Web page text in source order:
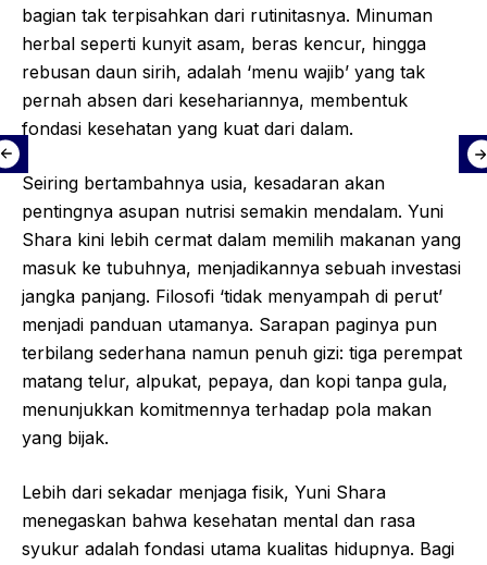
bagian tak terpisahkan dari rutinitasnya. Minuman
herbal seperti kunyit asam, beras kencur, hingga
rebusan daun sirih, adalah ‘menu wajib’ yang tak
pernah absen dari kesehariannya, membentuk
fondasi kesehatan yang kuat dari dalam.
Seiring bertambahnya usia, kesadaran akan
pentingnya asupan nutrisi semakin mendalam. Yuni
Shara kini lebih cermat dalam memilih makanan yang
masuk ke tubuhnya, menjadikannya sebuah investasi
jangka panjang. Filosofi ‘tidak menyampah di perut’
menjadi panduan utamanya. Sarapan paginya pun
terbilang sederhana namun penuh gizi: tiga perempat
matang telur, alpukat, pepaya, dan kopi tanpa gula,
menunjukkan komitmennya terhadap pola makan
yang bijak.
Lebih dari sekadar menjaga fisik, Yuni Shara
menegaskan bahwa kesehatan mental dan rasa
syukur adalah fondasi utama kualitas hidupnya. Bagi